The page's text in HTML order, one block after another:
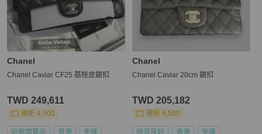
Chanel
Chanel Caviar CF25 荔枝皮銀扣
TWD 249,611
現折 4,500
近新閒置品 香港 免運
Chanel
Chanel Caviar 20cm 銀扣
TWD 205,182
現折 4,500
狀況良好 香港 免運